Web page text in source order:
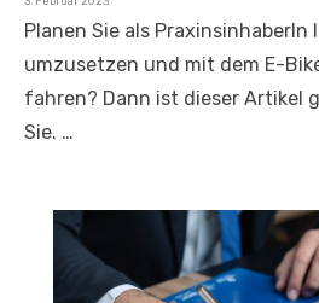
Planen Sie als
umzusetzen und mit dem E-
fahren? Dann ist dieser Artikel
Sie. …